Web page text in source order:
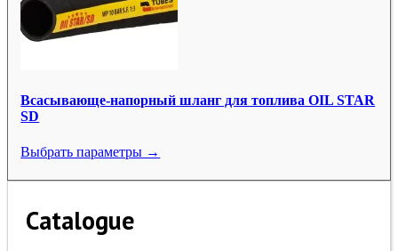
Всасывающе-напорный шланг для топлива OIL STAR
SD
Выбрать параметры →
Catalogue